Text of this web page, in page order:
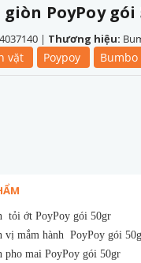
PoyPoy gói
| Thương hiệu:
vặt Poypoy Bumbo
tỏi ớt PoyPoy gói 50gr
vị mắm hành PoyPoy gói
pho mai PoyPoy gói 50gr